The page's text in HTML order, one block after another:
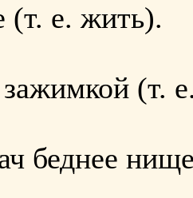
(т. е. жить).
(т.
беднее